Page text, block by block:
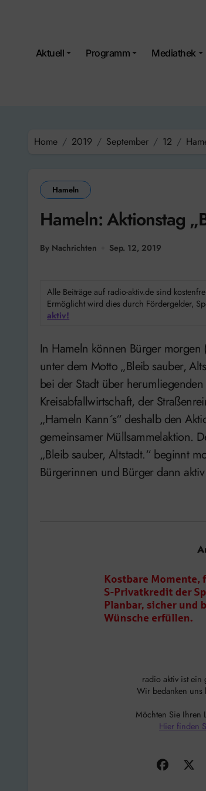
Aktuell Programm Mediathek
Home 2019 September 12
Hameln
Hameln: Aktionstag
By Nachrichten Sep. 12, 2019
Alle Beiträge auf radio-aktiv.de sind
Ermöglicht wird dies durch Fördergelder,
aktiv!
In Hameln können Bürger morgen (13. September) ein Zeichen gegen Müll setzen. Der Aktionstag
unter dem Motto „Bleib sauber,
bei der Stadt über
Kreisabfallwirtschaft, der
„Hameln Kann´s“ deshalb den
gemeinsamer Müllsammelaktion.
„Bleib sauber, Altstadt.“ beginnt
Bürgerinnen und Bürger dann
radio aktiv ist ein
Wir bedanken uns
Möchten Sie Ihren
Hier finden